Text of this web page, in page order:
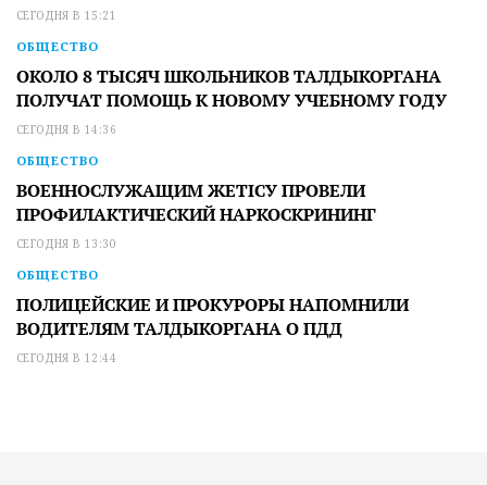
СЕГОДНЯ В 15:21
ОБЩЕСТВО
ОКОЛО 8 ТЫСЯЧ ШКОЛЬНИКОВ ТАЛДЫКОРГАНА
ПОЛУЧАТ ПОМОЩЬ К НОВОМУ УЧЕБНОМУ ГОДУ
СЕГОДНЯ В 14:36
ОБЩЕСТВО
ВОЕННОСЛУЖАЩИМ ЖЕТІСУ ПРОВЕЛИ
ПРОФИЛАКТИЧЕСКИЙ НАРКОСКРИНИНГ
СЕГОДНЯ В 13:30
ОБЩЕСТВО
ПОЛИЦЕЙСКИЕ И ПРОКУРОРЫ НАПОМНИЛИ
ВОДИТЕЛЯМ ТАЛДЫКОРГАНА О ПДД
СЕГОДНЯ В 12:44